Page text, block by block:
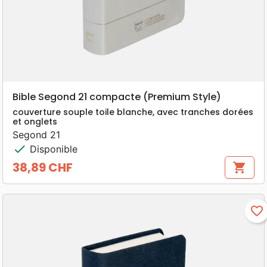
Bible Segond 21 compacte (Premium Style)
couverture souple toile blanche, avec tranches dorées
et onglets
Segond 21
check Disponible
Prix
38,89 CHF shopping_cart
favorite_border